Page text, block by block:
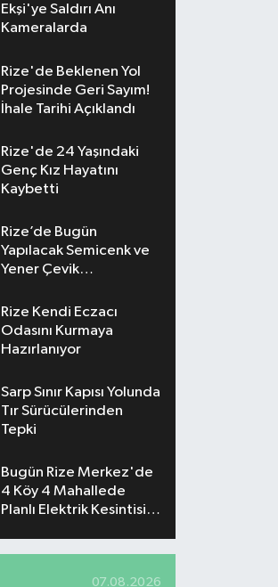
Ekşi'ye Saldırı Anı
Kameralarda
Rize'de Beklenen Yol
Projesinde Geri Sayım!
İhale Tarihi Açıklandı
Rize'de 24 Yaşındaki
Genç Kız Hayatını
Kaybetti
Rize’de Bugün
Yapılacak Semicenk ve
Yener Çevik
Belli Oldu
Rize Kendi Eczacı
Odasını Kurmaya
Hazırlanıyor
Sarp Sınır Kapısı Yolunda
Tır Sürücülerinden
Tepki
Bugün Rize Merkez'de
4 Köy 4 Mahallede
Planlı Elektrik Kesintisi
07.08.2026